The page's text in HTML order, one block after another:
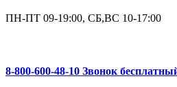
ПН-ПТ 09-19:00, СБ,ВС 10-17:00
8-800-600-48-10 Звонок